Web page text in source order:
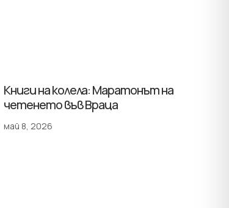
Книги на колела: Маратонът на
четенето във Враца
май 8, 2026